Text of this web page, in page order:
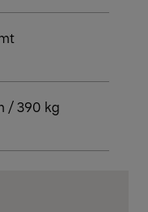
/ 390 kg